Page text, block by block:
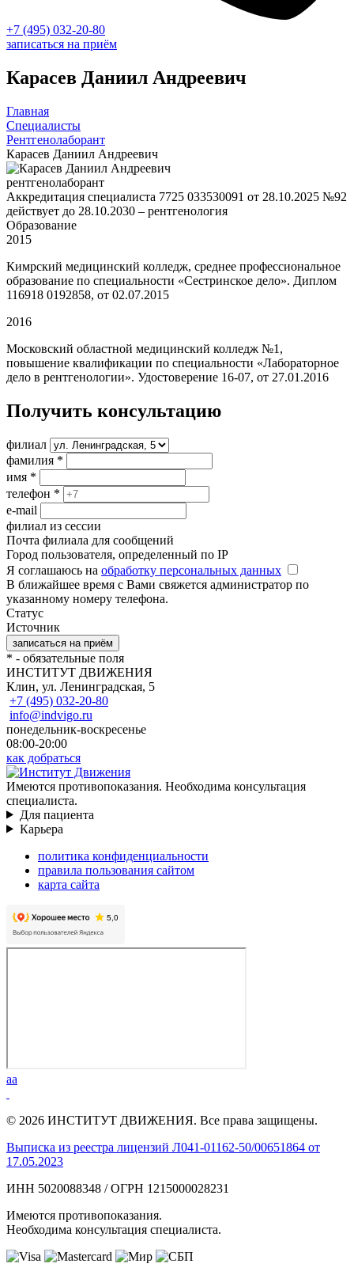
+7 (495) 032-20-80
записаться на приём
Карасев Даниил Андреевич
Главная
Специалисты
Рентгенолаборант
Карасев Даниил Андреевич
рентгенолаборант
Аккредитация специалиста 7725 033530091 от 28.10.2025 №92
действует до 28.10.2030 – рентгенология
Образование
2015
Кимрский медицинский колледж, среднее профессиональное
образование по специальности «Сестринское дело». Диплом
116918 0192858, от 02.07.2015
2016
Московский областной медицинский колледж №1,
повышение квалификации по специальности «Лабораторное
дело в рентгенологии». Удостоверение 16-07, от 27.01.2016
Получить консультацию
филиал
фамилия *
имя *
телефон *
e-mail
филиал из сессии
Почта филиала для сообщений
Город пользователя, определенный по IP
Я соглашаюсь на обработку персональных данных
В ближайшее время с Вами свяжется администратор по
указанному номеру телефона.
Статус
Источник
* - обязательные поля
ИНСТИТУТ ДВИЖЕНИЯ
Клин, ул. Ленинградская, 5
+7 (495) 032-20-80
info@indvigo.ru
понедельник-воскресенье
08:00-20:00
как добраться
Имеются противопоказания. Необходима консультация
специалиста.
Для пациента
Карьера
политика конфиденциальности
правила пользования сайтом
карта сайта
aa
© 2026 ИНСТИТУТ ДВИЖЕНИЯ. Все права защищены.
Выписка из реестра лицензий Л041-01162-50/00651864 от
17.05.2023
ИНН 5020088348 / ОГРН 1215000028231
Имеются противопоказания.
Необходима консультация специалиста.